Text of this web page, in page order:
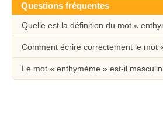
Questions fréquentes
Quelle est la définition du mot «
Comment écrire correctement le mot
Le mot « enthymème » est-il